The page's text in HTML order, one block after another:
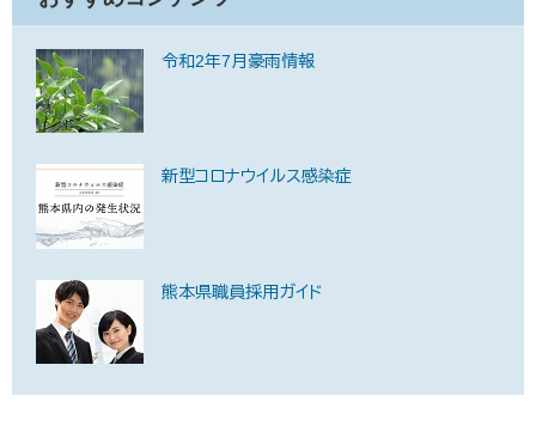
令和2年7月豪雨情報
新型コロナウイルス感染症
熊本県職員採用ガイド